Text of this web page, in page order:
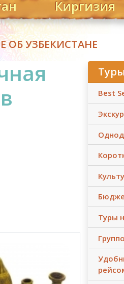
Киргизия
ОБ УЗБЕКИСТАНЕ
Best
Туры